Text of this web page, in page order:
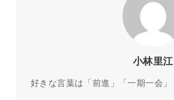
小林里江
好きな言葉は「前進」「一期一会」